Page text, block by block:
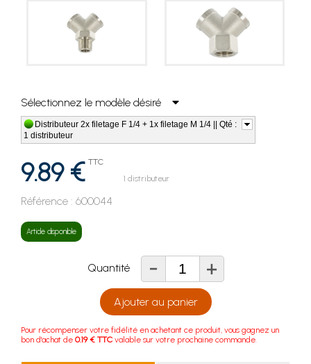
Sélectionnez le modèle désiré
Distributeur 2x filetage F 1/4 + 1x filetage M 1/4 || Qté :
1 distributeur
9.89 € TTC
1 distributeur
Référence : 600044
Article disponible
Quantité - +
Ajouter au panier
Pour récompenser votre fidélité en achetant ce produit, vous gagnez un
bon d'achat de 0.19 € TTC valable sur votre prochaine commande.